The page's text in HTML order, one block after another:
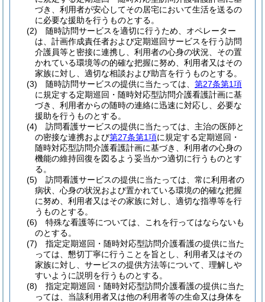
づき、利用者が安心してその居宅において生活を送るの
に必要な援助を行うものとする。
(2)
随時訪問サービスを適切に行うため、オペレーター
は、計画作成責任者および定期巡回サービスを行う訪問
介護員等と密接に連携し、利用者の心身の状況、その置
かれている環境等の的確な把握に努め、利用者又はその
家族に対し、適切な相談および助言を行うものとする。
(3)
随時訪問サービスの提供に当たっては、 第27条第1項
に規定する定期巡回・随時対応型訪問介護看護計画に基
づき、利用者からの随時の連絡に迅速に対応し、必要な
援助を行うものとする。
(4)
訪問看護サービスの提供に当たっては、主治の医師と
の密接な連携および第27条第1項に規定する定期巡回・
随時対応型訪問介護看護計画に基づき、利用者の心身の
機能の維持回復を図るよう妥当かつ適切に行うものとす
る。
(5)
訪問看護サービスの提供に当たっては、常に利用者の
病状、心身の状況および置かれている環境の的確な把握
に努め、利用者又はその家族に対し、適切な指導等を行
うものとする。
(6)
特殊な看護等については、これを行ってはならないも
のとする。
(7)
指定定期巡回・随時対応型訪問介護看護の提供に当た
っては、懇切丁寧に行うことを旨とし、利用者又はその
家族に対し、サービスの提供方法等について、理解しや
すいように説明を行うものとする。
(8)
指定定期巡回・随時対応型訪問介護看護の提供に当た
っては、当該利用者又は他の利用者等の生命又は身体を